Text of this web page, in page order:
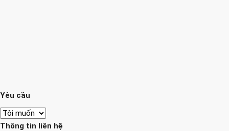
Yêu cầu
Thông tin liên hệ